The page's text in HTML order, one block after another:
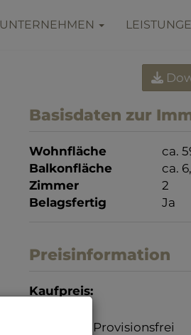
UNTERNEHMEN
Basisdaten zur
Wohnfläche ca.
Balkonfläche ca.
Zimmer
2
Belagsfertig
Ja
Preisinformation
Kaufpreis:
Provisionsfrei